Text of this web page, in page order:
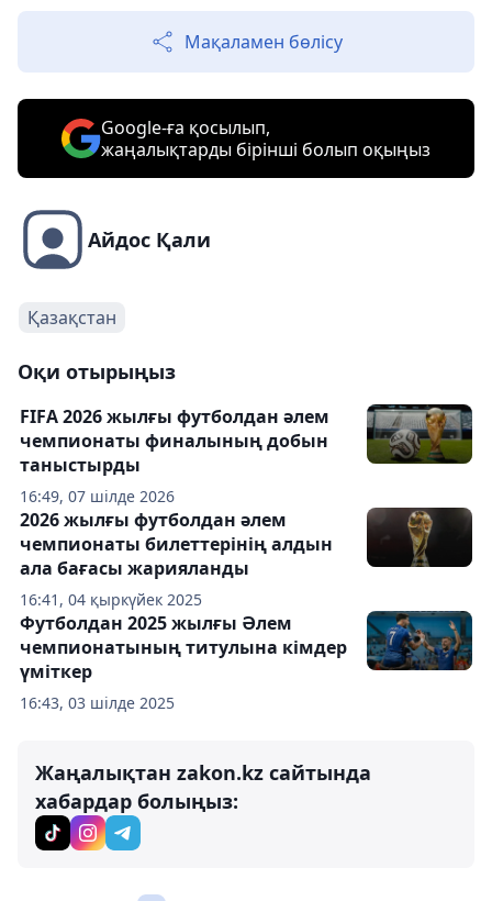
Мақаламен бөлісу
Google-ға қосылып,
жаңалықтарды бірінші болып оқыңыз
Айдос Қали
Қазақстан
Оқи отырыңыз
16:49, 07 шілде 2026
FIFA 2026 жылғы футболдан әлем
чемпионаты финалының добын
таныстырды
16:41, 04 қыркүйек 2025
2026 жылғы футболдан әлем
чемпионаты билеттерінің алдын
ала бағасы жарияланды
16:43, 03 шілде 2025
Футболдан 2025 жылғы Әлем
чемпионатының титулына кімдер
үміткер
Жаңалықтан zakon.kz сайтында
хабардар болыңыз: